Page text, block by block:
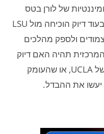
של לורן בטס
בצבע ועל היציבות של קיקי רייס, בעוד דיוק הוכיחה מול LSU
ולספק מהלכים
תהיה האם דיוק
תצליח להאט את משחק הפנים של UCLA, או שהעומק